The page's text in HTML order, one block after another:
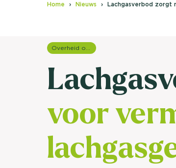
Home Nieuws Lachgasverbod zorgt
Overheid onderzoek
voor